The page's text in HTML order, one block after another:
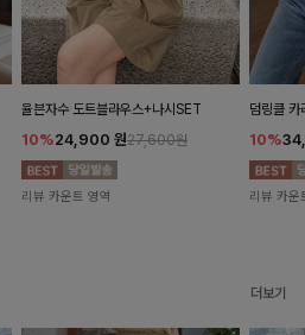
율븐자수 도트블라우스+나시SET
10%24,900 원27,600원
리뷰 카운트 영역
덤링클 카
10%
리뷰 카운
더보기